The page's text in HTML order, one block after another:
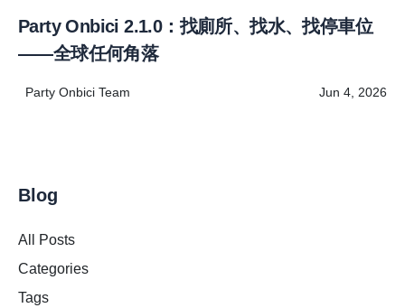
Party Onbici 2.1.0：找廁所、找水、找停車位
——全球任何角落
Party Onbici Team Jun 4, 2026
Blog
All Posts
Categories
Tags